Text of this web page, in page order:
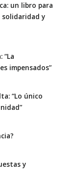
un libro para
solidaridad y
“La
impensados”
“Lo único
y